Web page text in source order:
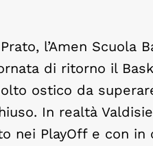
l’Amen Scuola
di ritorno il
ostico da
In realtà
nei PlayOff e con in